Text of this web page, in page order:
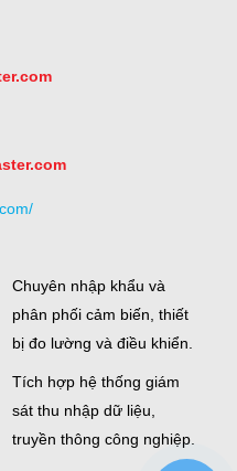
Chuyên nhập khẩu và
phân phối cảm biến, thiết
bị đo lường và điều khiển.
Tích hợp hệ thống giám
sát thu nhập dữ liệu,
truyền thông công nghiệp.